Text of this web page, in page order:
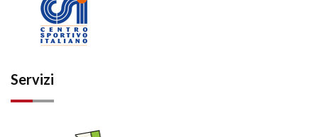
Servizi